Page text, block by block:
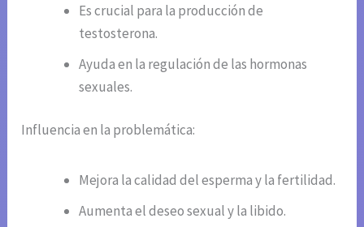
Es crucial para la producción de
testosterona.
Ayuda en la regulación de las hormonas
sexuales.
Influencia en la problemática:
Mejora la calidad del esperma y la fertilidad.
Aumenta el deseo sexual y la libido.